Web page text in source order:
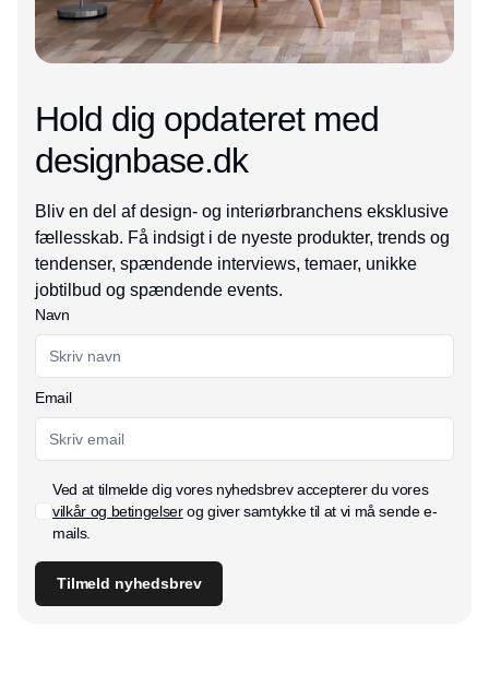
Hold dig opdateret med
designbase.dk
Bliv en del af design- og interiørbranchens eksklusive
fællesskab. Få indsigt i de nyeste produkter, trends og
tendenser, spændende interviews, temaer, unikke
jobtilbud og spændende events.
Navn
Email
Ved at tilmelde dig vores nyhedsbrev accepterer du vores
vilkår og betingelserog giver samtykke til at vi må sende e-
mails.
Tilmeld nyhedsbrev